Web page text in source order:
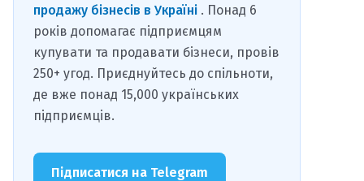
продажу бізнесів в Україні . Понад 6
років допомагає підприємцям
купувати та продавати бізнеси, провів
250+ угод. Приєднуйтесь до спільноти,
де вже понад 15,000 українських
підприємців.
Підписатися на Telegram